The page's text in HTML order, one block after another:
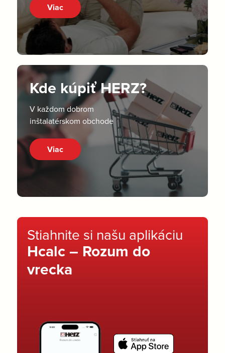
Viac
Kde kúpiť HERZ?
V každom dobrom
inštalatérskom obchode
Viac
Stiahnite si našu aplikáciu
Hcalc – Rozum do
vrecka